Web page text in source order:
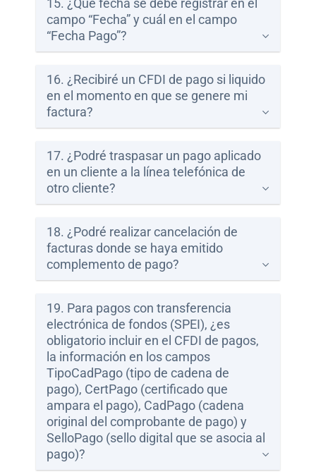
15. ¿Qué fecha se debe registrar en el
campo “Fecha” y cuál en el campo
“Fecha Pago”?
16. ¿Recibiré un CFDI de pago si liquido
en el momento en que se genere mi
factura?
17. ¿Podré traspasar un pago aplicado
en un cliente a la línea telefónica de
otro cliente?
18. ¿Podré realizar cancelación de
facturas donde se haya emitido
complemento de pago?
19. Para pagos con transferencia
electrónica de fondos (SPEI), ¿es
obligatorio incluir en el CFDI de pagos,
la información en los campos
TipoCadPago (tipo de cadena de
pago), CertPago (certificado que
ampara el pago), CadPago (cadena
original del comprobante de pago) y
SelloPago (sello digital que se asocia al
pago)?